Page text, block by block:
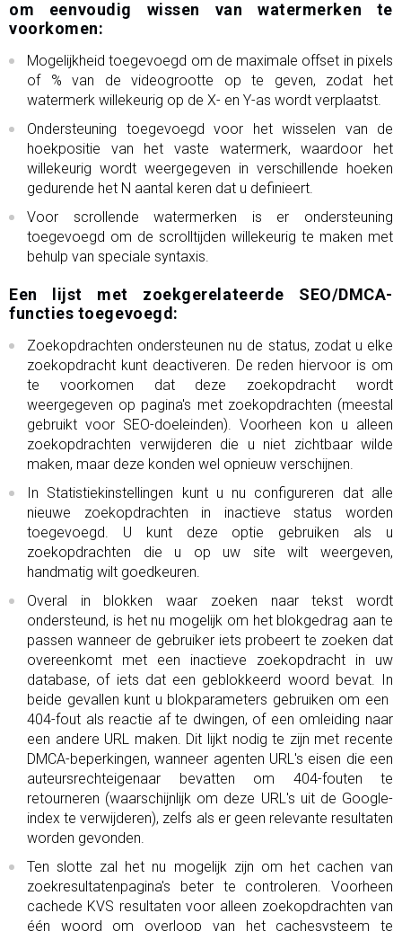
om eenvoudig wissen van watermerken te
voorkomen:
Mogelijkheid toegevoegd om de maximale offset in pixels
of % van de videogrootte op te geven, zodat het
watermerk willekeurig op de X- en Y-as wordt verplaatst.
Ondersteuning toegevoegd voor het wisselen van de
hoekpositie van het vaste watermerk, waardoor het
willekeurig wordt weergegeven in verschillende hoeken
gedurende het N aantal keren dat u definieert.
Voor scrollende watermerken is er ondersteuning
toegevoegd om de scrolltijden willekeurig te maken met
behulp van speciale syntaxis.
Een lijst met zoekgerelateerde SEO/DMCA-
functies toegevoegd:
Zoekopdrachten ondersteunen nu de status, zodat u elke
zoekopdracht kunt deactiveren. De reden hiervoor is om
te voorkomen dat deze zoekopdracht wordt
weergegeven op pagina's met zoekopdrachten (meestal
gebruikt voor SEO-doeleinden). Voorheen kon u alleen
zoekopdrachten verwijderen die u niet zichtbaar wilde
maken, maar deze konden wel opnieuw verschijnen.
In Statistiekinstellingen kunt u nu configureren dat alle
nieuwe zoekopdrachten in inactieve status worden
toegevoegd. U kunt deze optie gebruiken als u
zoekopdrachten die u op uw site wilt weergeven,
handmatig wilt goedkeuren.
Overal in blokken waar zoeken naar tekst wordt
ondersteund, is het nu mogelijk om het blokgedrag aan te
passen wanneer de gebruiker iets probeert te zoeken dat
overeenkomt met een inactieve zoekopdracht in uw
database, of iets dat een geblokkeerd woord bevat. In
beide gevallen kunt u blokparameters gebruiken om een ​​
404-fout als reactie af te dwingen, of een omleiding naar
een andere URL maken. Dit lijkt nodig te zijn met recente
DMCA-beperkingen, wanneer agenten URL's eisen die een
auteursrechteigenaar bevatten om 404-fouten te
retourneren (waarschijnlijk om deze URL's uit de Google-
index te verwijderen), zelfs als er geen relevante resultaten
worden gevonden.
Ten slotte zal het nu mogelijk zijn om het cachen van
zoekresultatenpagina's beter te controleren. Voorheen
cachede KVS resultaten voor alleen zoekopdrachten van
één woord om overloop van het cachesysteem te